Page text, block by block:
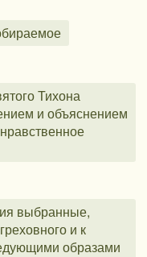
Тихона
и объяснением
выбранные,
и к
образами